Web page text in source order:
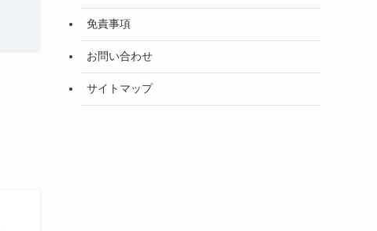
免責事項
お問い合わせ
サイトマップ